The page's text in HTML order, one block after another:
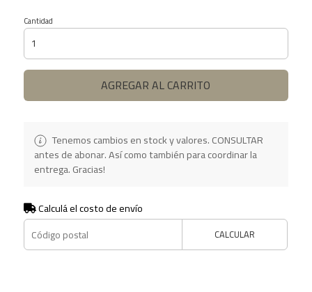
Cantidad
AGREGAR AL CARRITO
Tenemos cambios en stock y valores. CONSULTAR
antes de abonar. Así como también para coordinar la
entrega. Gracias!
Calculá el costo de envío
CALCULAR